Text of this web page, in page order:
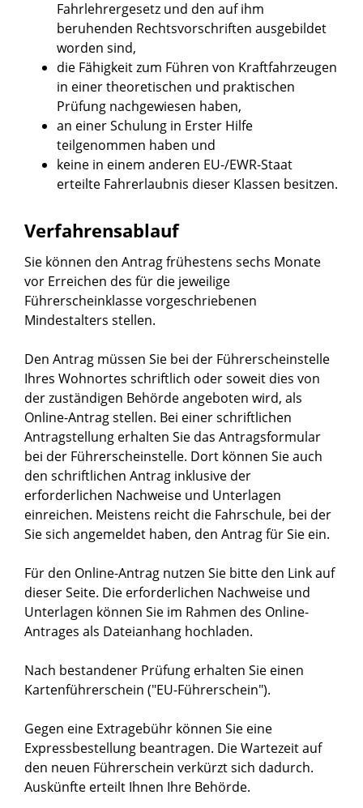
Fahrlehrergesetz und den auf ihm
beruhenden Rechtsvorschriften ausgebildet
worden sind,
die Fähigkeit zum Führen von Kraftfahrzeugen
in einer theoretischen und praktischen
Prüfung nachgewiesen haben,
an einer Schulung in Erster Hilfe
teilgenommen haben und
keine in einem anderen EU-/EWR-Staat
erteilte Fahrerlaubnis dieser Klassen besitzen.
Verfahrensablauf
Sie können den Antrag frühestens sechs Monate
vor Erreichen des für die jeweilige
Führerscheinklasse vorgeschriebenen
Mindestalters stellen.
Den Antrag müssen Sie bei der Führerscheinstelle
Ihres Wohnortes schriftlich oder soweit dies von
der zuständigen Behörde angeboten wird, als
Online-Antrag stellen. Bei einer schriftlichen
Antragstellung erhalten Sie das Antragsformular
bei der Führerscheinstelle. Dort können Sie auch
den schriftlichen Antrag inklusive der
erforderlichen Nachweise und Unterlagen
einreichen. Meistens reicht die Fahrschule, bei der
Sie sich angemeldet haben, den Antrag für Sie ein.
Für den Online-Antrag nutzen Sie bitte den Link auf
dieser Seite. Die erforderlichen Nachweise und
Unterlagen können Sie im Rahmen des Online-
Antrages als Dateianhang hochladen.
Nach bestandener Prüfung erhalten Sie einen
Kartenführerschein ("EU-Führerschein").
Gegen eine Extragebühr können Sie eine
Expressbestellung beantragen. Die Wartezeit auf
den neuen Führerschein verkürzt sich dadurch.
Auskünfte erteilt Ihnen Ihre Behörde.